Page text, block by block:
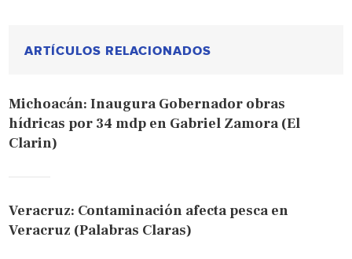
ARTÍCULOS RELACIONADOS
Michoacán: Inaugura Gobernador obras
hídricas por 34 mdp en Gabriel Zamora (El
Clarin)
Veracruz: Contaminación afecta pesca en
Veracruz (Palabras Claras)